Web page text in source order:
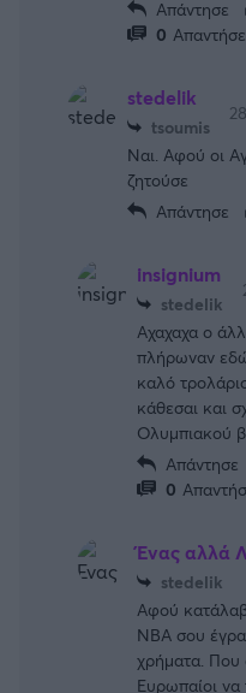
Απάντησε
0
stedelik
tsoumis
Ναι. Αφού οι
ζητούσε
Απάντησε
insignium
stedelik
Αχαχαχα ο
πλήρωναν
καλό
κάθεσαι και
Ολυμπιακού
Απάντησε
0
Ένας αλλά
stedelik
Αφού
ΝΒΑ σου
χρήματα. Που
Ευρωπαίοι να